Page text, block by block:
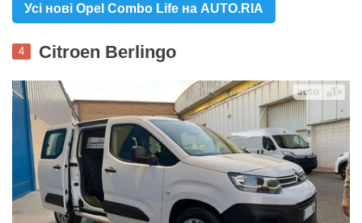
Усі нові Opel Combo Life на AUTO.RIA
4 Citroen Berlingo